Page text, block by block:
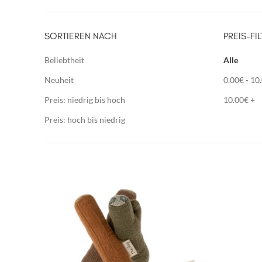
SORTIEREN NACH
Beliebtheit
Neuheit
Preis: niedrig bis hoch
Preis: hoch bis niedrig
PREIS-
Alle
0.00€-
10.00€+